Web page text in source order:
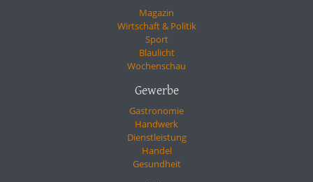
Magazin
Wirtschaft & Politik
Sport
Blaulicht
Wochenschau
Gewerbe
Gastronomie
Handwerk
Dienstleistung
Handel
Gesundheit